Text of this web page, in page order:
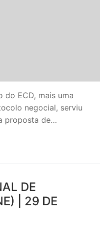
do ECD, mais uma
negocial, serviu
proposta de…
DE
| 29 DE